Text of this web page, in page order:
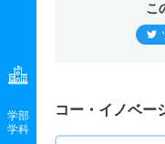
学部
学科
こ
コー・イノベー